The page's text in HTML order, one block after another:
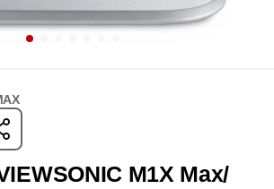
M1X Max/